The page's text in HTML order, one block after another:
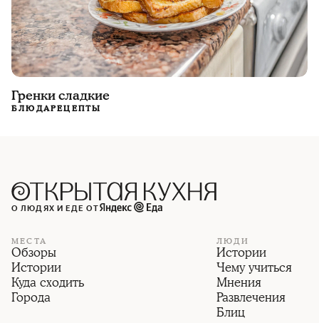
Гренки сладкие
БЛЮДАРЕЦЕПТЫ
О ЛЮДЯХ И ЕДЕ ОТ
МЕСТА
Обзоры
Истории
Куда сходить
Города
ЛЮДИ
Истории
Чему учиться
Мнения
Развлечения
Блиц